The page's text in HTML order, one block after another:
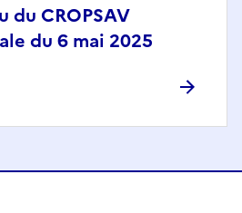
du CROPSAV
du 6 mai 2025